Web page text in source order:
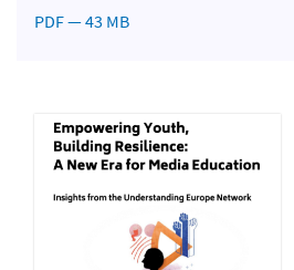
PDF — 43 MB